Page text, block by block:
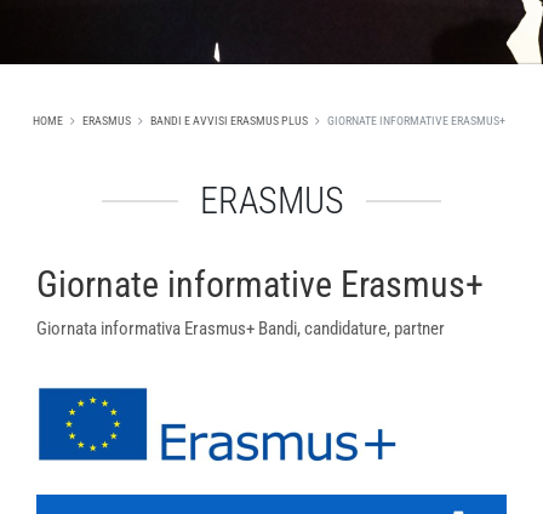
HOME ERASMUS BANDI E AVVISI ERASMUS PLUS GIORNATE INFORMATIVE ERASMUS+
ERASMUS
Giornate informative Erasmus+
Giornata informativa Erasmus+ Bandi, candidature, partner